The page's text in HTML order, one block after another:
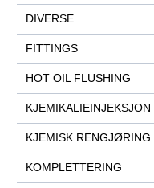
DIVERSE
FITTINGS
HOT OIL FLUSHING
KJEMIKALIEINJEKSJON
KJEMISK RENGJØRING
KOMPLETTERING